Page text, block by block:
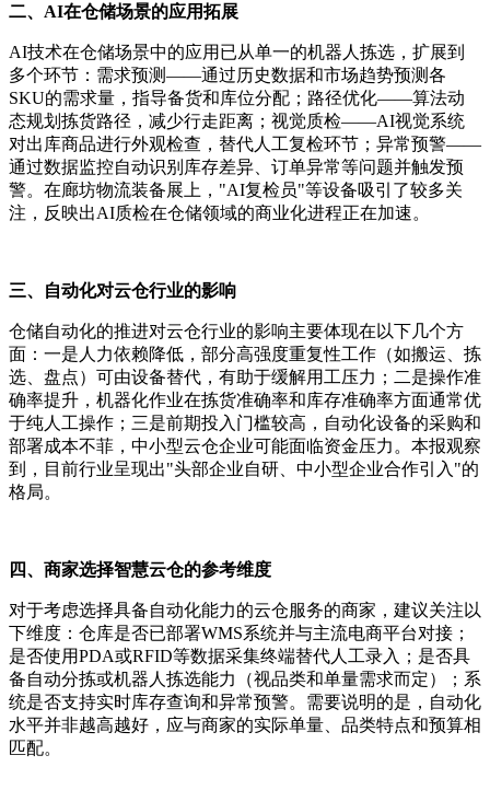
二、 AI在仓储场景的应用拓展
AI技术在仓储场景中的应用已从单一的机器人拣选，扩展到
多个环节：需求预测——通过历史数据和市场趋势预测各
SKU的需求量，指导备货和库位分配；路径优化——算法动
态规划拣货路径，减少行走距离；视觉质检——AI视觉系统
对出库商品进行外观检查，替代人工复检环节；异常预警——
通过数据监控自动识别库存差异、订单异常等问题并触发预
警。在廊坊物流装备展上，"AI复检员"等设备吸引了较多关
注，反映出AI质检在仓储领域的商业化进程正在加速。
三、自动化对云仓行业的影响
仓储自动化的推进对云仓行业的影响主要体现在以下几个方
面：一是人力依赖降低，部分高强度重复性工作（如搬运、拣
选、盘点）可由设备替代，有助于缓解用工压力；二是操作准
确率提升，机器化作业在拣货准确率和库存准确率方面通常优
于纯人工操作；三是前期投入门槛较高，自动化设备的采购和
部署成本不菲，中小型云仓企业可能面临资金压力。本报观察
到，目前行业呈现出"头部企业自研、中小型企业合作引入"的
格局。
四、商家选择智慧云仓的参考维度
对于考虑选择具备自动化能力的云仓服务的商家，建议关注以
下维度：仓库是否已部署WMS系统并与主流电商平台对接；
是否使用PDA或RFID等数据采集终端替代人工录入；是否具
备自动分拣或机器人拣选能力（视品类和单量需求而定）；系
统是否支持实时库存查询和异常预警。需要说明的是，自动化
水平并非越高越好，应与商家的实际单量、品类特点和预算相
匹配。